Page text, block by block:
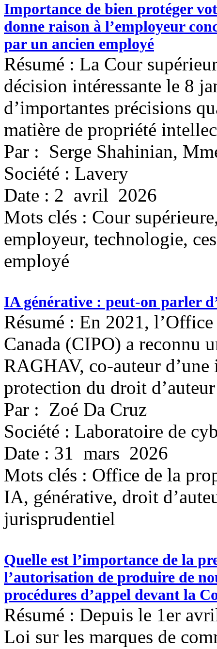
Importance de bien protéger
donne raison à l’employeur
par un ancien employé
Résumé : La Cour
décision intéressante le 8
d’importantes précisions
matière de propriété
Par : Serge Shahinian,
Société : Lavery
Date : 2 avril 2026
Mots clés : Cour
employeur, technologie,
employé
IA générative : peut-on parler
Résumé : En 2021,
Canada (CIPO) a reconnu
RAGHAV, co-auteur
protection du droit d’auteur
Par : Zoé Da Cruz
Société : Laboratoire de
Date : 31 mars 2026
Mots clés : Office de la
IA, générative, droit
jurisprudentiel
Quelle est l’importance de la
l’autorisation de produire de
procédures d’appel devant la
Résumé : Depuis le 1er
Loi sur les marques de